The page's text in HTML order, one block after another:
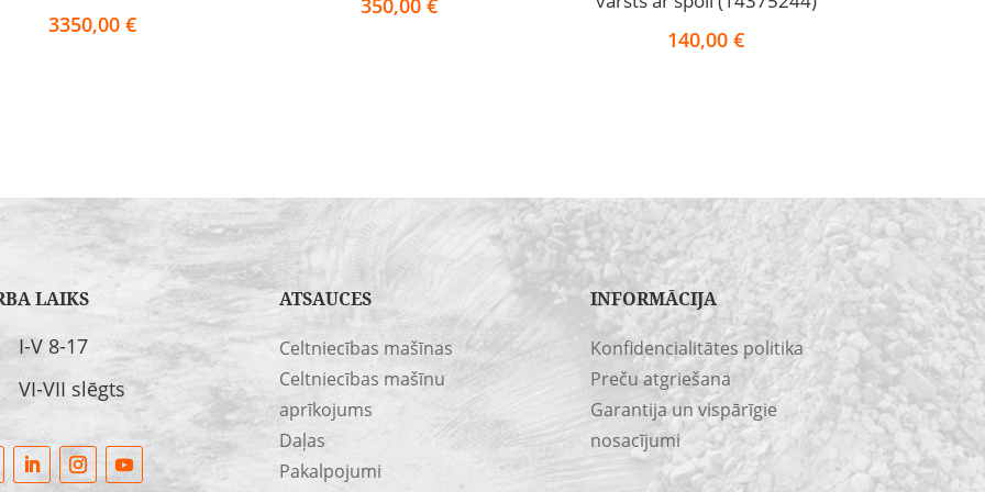
3350,00€
350,00€
140,00€
LAIKS
I-V 8-17
VI-VII slēgts
ATSAUCES
Celtniecības mašīnas
Celtniecības mašīnu
aprīkojums
Daļas
Pakalpojumi
INFORMĀCIJA
Konfidencialitātes politika
Preču atgriešana
Garantija un vispārīgie
nosacījumi